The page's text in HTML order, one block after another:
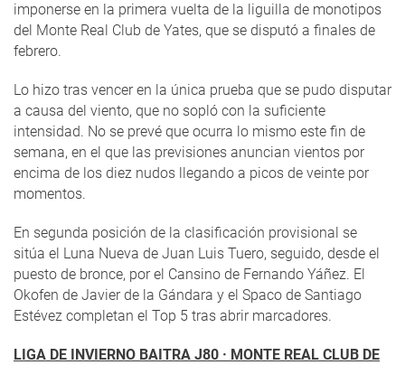
imponerse en la primera vuelta de la liguilla de monotipos
del Monte Real Club de Yates, que se disputó a finales de
febrero.
Lo hizo tras vencer en la única prueba que se pudo disputar
a causa del viento, que no sopló con la suficiente
intensidad. No se prevé que ocurra lo mismo este fin de
semana, en el que las previsiones anuncian vientos por
encima de los diez nudos llegando a picos de veinte por
momentos.
En segunda posición de la clasificación provisional se
sitúa el Luna Nueva de Juan Luis Tuero, seguido, desde el
puesto de bronce, por el Cansino de Fernando Yáñez. El
Okofen de Javier de la Gándara y el Spaco de Santiago
Estévez completan el Top 5 tras abrir marcadores.
LIGA DE INVIERNO BAITRA J80 · MONTE REAL CLUB DE